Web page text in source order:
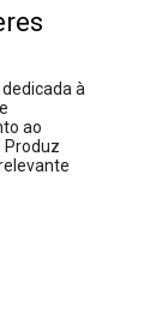
à
ao
Produz